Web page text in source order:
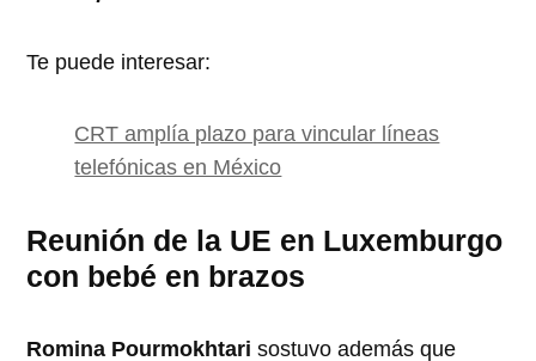
Te puede interesar:
CRT amplía plazo para vincular líneas
telefónicas en México
Reunión de la UE en Luxemburgo
con bebé en brazos
Romina Pourmokhtari sostuvo además que